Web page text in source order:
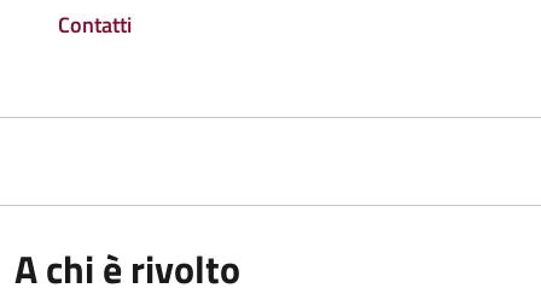
Contatti
A chi è rivolto